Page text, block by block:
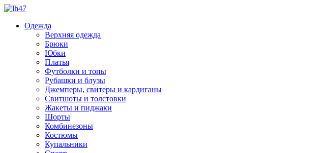
Одежда
Верхняя одежда
Брюки
Юбки
Платья
Футболки и топы
Рубашки и блузы
Джемперы, свитеры и кардиганы
Свитшоты и толстовки
Жакеты и пиджаки
Шорты
Комбинезоны
Костюмы
Купальники